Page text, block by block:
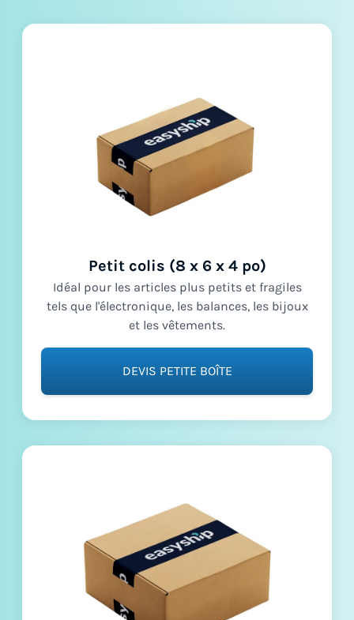
Petit colis (8 x 6 x 4 po)
Idéal pour les articles plus petits et fragiles
tels que l'électronique, les balances, les bijoux
et les vêtements.
DEVIS PETITE BOÎTE